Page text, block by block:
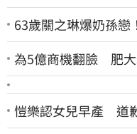
63歲關之琳爆奶孫戀
為5億商機翻臉 肥
愷樂認女兒早產 道